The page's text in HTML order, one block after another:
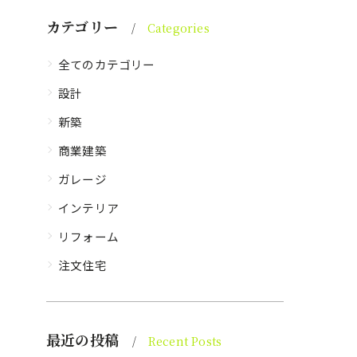
カテゴリー Categories
全てのカテゴリー
設計
新築
商業建築
ガレージ
インテリア
リフォーム
注文住宅
最近の投稿 Recent Posts